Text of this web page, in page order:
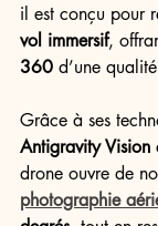
il est conçu pour
vol immersif,
360 d’une
Grâce à ses
Antigravity Vision
drone ouvre de
photographie